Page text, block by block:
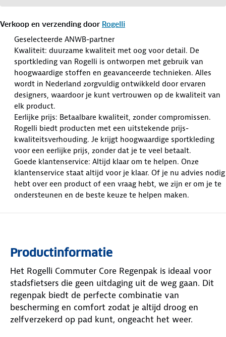
Verkoop en verzending door Rogelli
Geselecteerde ANWB-partner
Kwaliteit: duurzame kwaliteit met oog voor detail. De
sportkleding van Rogelli is ontworpen met gebruik van
hoogwaardige stoffen en geavanceerde technieken. Alles
wordt in Nederland zorgvuldig ontwikkeld door ervaren
designers, waardoor je kunt vertrouwen op de kwaliteit van
elk product.
Eerlijke prijs: Betaalbare kwaliteit, zonder compromissen.
Rogelli biedt producten met een uitstekende prijs-
kwaliteitsverhouding. Je krijgt hoogwaardige sportkleding
voor een eerlijke prijs, zonder dat je te veel betaalt.
Goede klantenservice: Altijd klaar om te helpen. Onze
klantenservice staat altijd voor je klaar. Of je nu advies nodig
hebt over een product of een vraag hebt, we zijn er om je te
ondersteunen en de beste keuze te helpen maken.
Productinformatie
Het Rogelli Commuter Core Regenpak is ideaal voor
stadsfietsers die geen uitdaging uit de weg gaan. Dit
regenpak biedt de perfecte combinatie van
bescherming en comfort zodat je altijd droog en
zelfverzekerd op pad kunt, ongeacht het weer.